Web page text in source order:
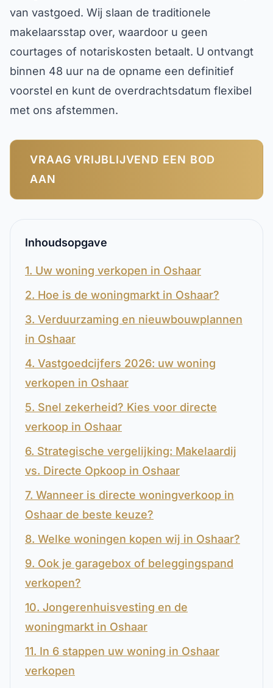
van vastgoed. Wij slaan de traditionele
makelaarsstap over, waardoor u geen
courtages of notariskosten betaalt. U ontvangt
binnen 48 uur na de opname een definitief
voorstel en kunt de overdrachtsdatum flexibel
met ons afstemmen.
VRAAG VRIJBLIJVEND EEN BOD
AAN
Inhoudsopgave
1. Uw woning verkopen in Oshaar
2. Hoe is de woningmarkt in Oshaar?
3. Verduurzaming en nieuwbouwplannen
in Oshaar
4. Vastgoedcijfers 2026: uw woning
verkopen in Oshaar
5. Snel zekerheid? Kies voor directe
verkoop in Oshaar
6. Strategische vergelijking: Makelaardij
vs. Directe Opkoop in Oshaar
7. Wanneer is directe woningverkoop in
Oshaar de beste keuze?
8. Welke woningen kopen wij in Oshaar?
9. Ook je garagebox of beleggingspand
verkopen?
10. Jongerenhuisvesting en de
woningmarkt in Oshaar
11. In 6 stappen uw woning in Oshaar
verkopen